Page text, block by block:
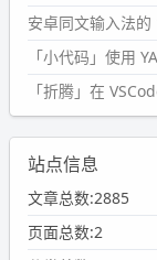
安卓同文输入法
「小代码」使用
「折腾」在
站点信息
文章总数:2885
页面总数:2